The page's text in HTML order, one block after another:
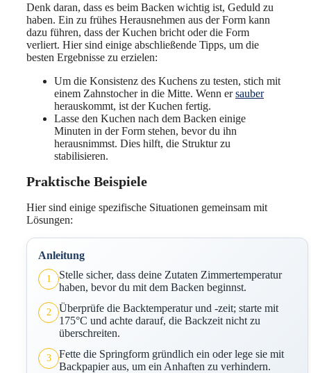
Denk daran, dass es beim Backen wichtig ist, Geduld zu
haben. Ein zu frühes Herausnehmen aus der Form kann
dazu führen, dass der Kuchen bricht oder die Form
verliert. Hier sind einige abschließende Tipps, um die
besten Ergebnisse zu erzielen:
Um die Konsistenz des Kuchens zu testen, stich mit
einem Zahnstocher in die Mitte. Wenn ersauber
herauskommt, ist der Kuchen fertig.
Lasse den Kuchen nach dem Backen einige
Minuten in der Form stehen, bevor du ihn
herausnimmst. Dies hilft, die Struktur zu
stabilisieren.
Praktische Beispiele
Hier sind einige spezifische Situationen gemeinsam mit
Lösungen:
Anleitung
1
Stelle sicher, dass deine Zutaten Zimmertemperatur
haben, bevor du mit dem Backen beginnst.
2
Überprüfe die Backtemperatur und -zeit; starte mit
175°C und achte darauf, die Backzeit nicht zu
überschreiten.
3
Fette die Springform gründlich ein oder lege sie mit
Backpapier aus, um ein Anhaften zu verhindern.